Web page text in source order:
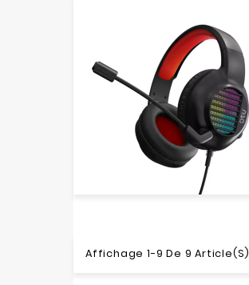
Affichage 1-9 De 9 Article(s)